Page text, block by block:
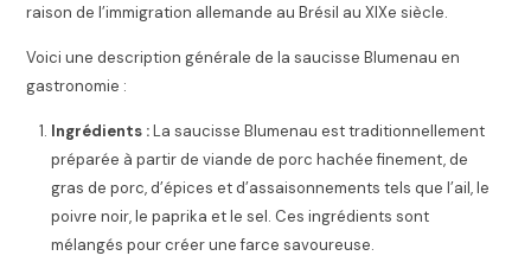
raison de l’immigration allemande au Brésil au XIXe siècle.
Voici une description générale de la saucisse Blumenau en
gastronomie :
Ingrédients :La saucisse Blumenau est traditionnellement
préparée à partir de viande de porc hachée finement, de
gras de porc, d’épices et d’assaisonnements tels que l’ail, le
poivre noir, le paprika et le sel. Ces ingrédients sont
mélangés pour créer une farce savoureuse.